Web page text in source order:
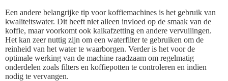
Een andere belangrijke tip voor koffiemachines is het gebruik van
kwaliteitswater. Dit heeft niet alleen invloed op de smaak van de
koffie, maar voorkomt ook kalkafzetting en andere vervuilingen.
Het kan zeer nuttig zijn om een waterfilter te gebruiken om de
reinheid van het water te waarborgen. Verder is het voor de
optimale werking van de machine raadzaam om regelmatig
onderdelen zoals filters en koffiepotten te controleren en indien
nodig te vervangen.